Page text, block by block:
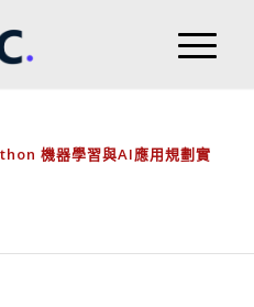
機器學習與AI應用規劃實